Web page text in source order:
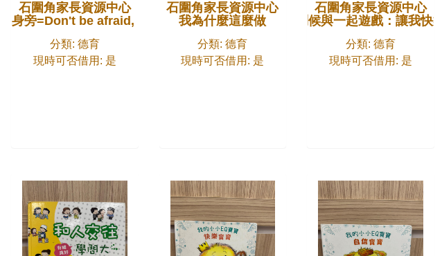
石圍角家長資源中心
身旁=Don't be afraid, for I am with you
分類: 德育
現時可否借用: 是
石圍角家長資源中心
我為什麼這麼做
分類: 德育
現時可否借用: 是
石圍角家長資源中心
問候與一起遊戲：讓我快樂
分類: 德育
現時可否借用: 是